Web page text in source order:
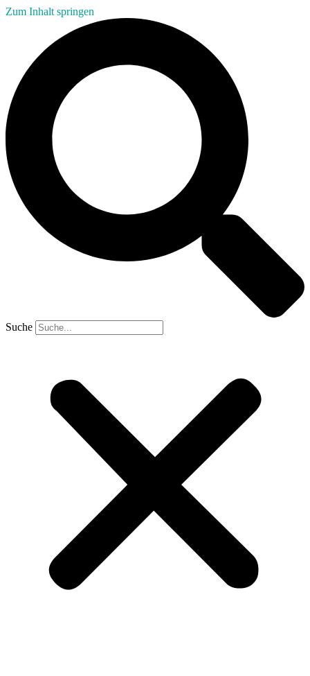
Zum Inhalt springen
Suche